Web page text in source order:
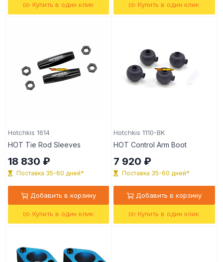
Купить в один клик Купить в один клик
Hotchkis 1614
HOT Tie Rod Sleeves
18 830 ₽
Поставка 35-60 дней*
Добавить в корзину
Купить в один клик
Hotchkis 1110-BK
HOT Control Arm Boot
7 920 ₽
Поставка 35-60 дней*
Добавить в корзину
Купить в один клик